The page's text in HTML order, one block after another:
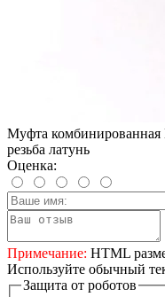
Муфта комбинированная
резьба латунь
Оценка:
Примечание: HTML
Используйте обычный
Защита от роботов